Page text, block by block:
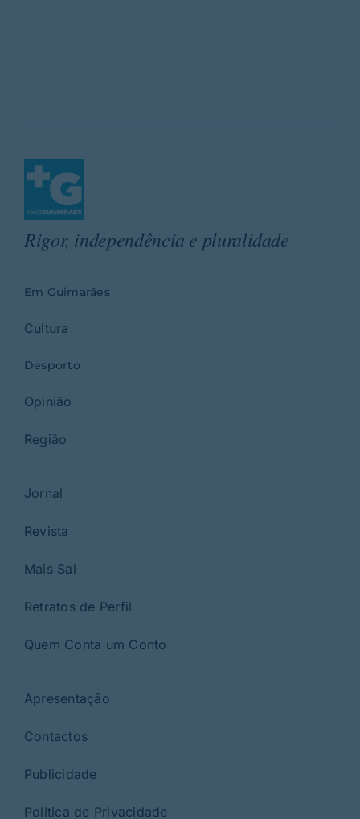
Rigor, independência e pluralidade
Em Guimarães
Cultura
Desporto
Opinião
Região
Jornal
Revista
Mais Sal
Retratos de Perfil
Quem Conta um Conto
Apresentação
Contactos
Publicidade
Política de Privacidade